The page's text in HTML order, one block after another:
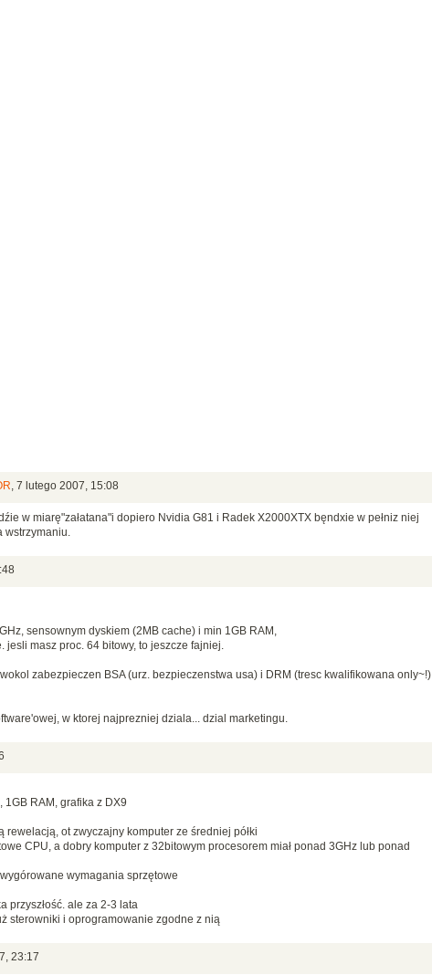
, 7 lutego 2007, 15:08
w miarę"załatana"i dopiero Nvidia G81 i Radek X2000XTX bęndxie w pełniz niej
wstrzymaniu.
sensownym dyskiem (2MB cache) i min 1GB RAM,
jesli masz proc. 64 bitowy, to jeszcze fajniej.
zabezpieczen BSA (urz. bezpieczenstwa usa) i DRM (tresc kwalifikowana only~!)
w ktorej najprezniej dziala... dzial marketingu.
1GB RAM, grafika z DX9
rewelacją, ot zwyczajny komputer ze średniej półki
CPU, a dobry komputer z 32bitowym procesorem miał ponad 3GHz lub ponad
wymagania sprzętowe
przyszłość. ale za 2-3 lata
sterowniki i oprogramowanie zgodne z nią
23:17